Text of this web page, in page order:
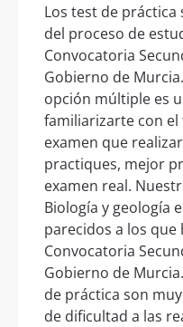
Los test de
del proceso de
Convocatoria
Gobierno de
opción múltiple es
familiarizarte con
examen que
practiques, mejor
examen real.
Biología y geología
parecidos a los que
Convocatoria
Gobierno de
de práctica son
de dificultad a las